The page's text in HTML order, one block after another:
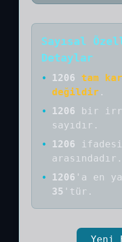
Sayısal
Detaylar
• 1206
tam
değildir .
•
1206 bir
sayıdır .
•
1206
arasındadır.
•
1206 'a en
35 'tür.
Yeni